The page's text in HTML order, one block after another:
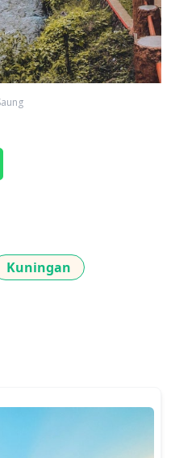
Kuningan